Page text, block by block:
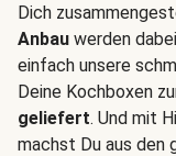
Dich
Anbau werden
einfach unsere
Deine Kochboxen
geliefert. Und mit
machst Du aus den